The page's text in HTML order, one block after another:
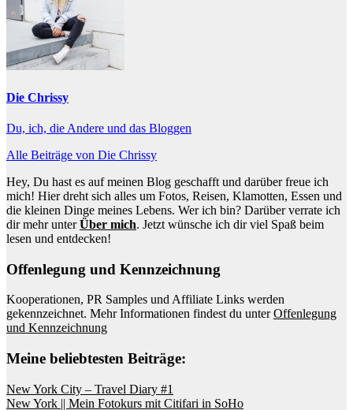
Die Chrissy
Du, ich, die Andere und das Bloggen
Alle Beiträge von Die Chrissy
Hey, Du hast es auf meinen Blog geschafft und darüber freue ich
mich! Hier dreht sich alles um Fotos, Reisen, Klamotten, Essen und
die kleinen Dinge meines Lebens. Wer ich bin? Darüber verrate ich
dir mehr unterÜber mich. Jetzt wünsche ich dir viel Spaß beim
lesen und entdecken!
Offenlegung und Kennzeichnung
Kooperationen, PR Samples und Affiliate Links werden
gekennzeichnet. Mehr Informationen findest du unterOffenlegung
und Kennzeichnung
Meine beliebtesten Beiträge:
New York City – Travel Diary #1
New York || Mein Fotokurs mit Citifari in SoHo